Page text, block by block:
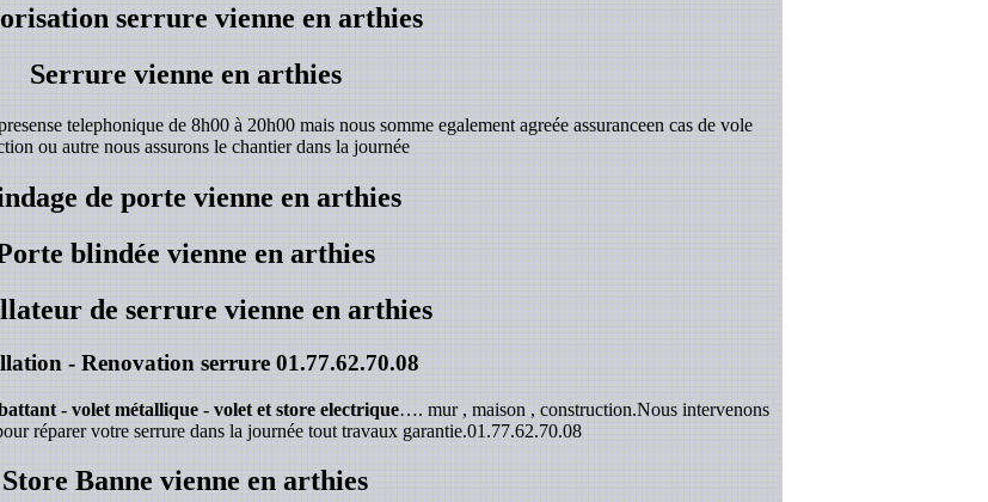
serrure vienne en arthies
Serrure vienne en arthies
telephonique de 8h00 à 20h00 mais nous somme egalement agreée assuranceen cas de vole
ou autre nous assurons le chantier dans la journée
de porte vienne en arthies
blindée vienne en arthies
de serrure vienne en arthies
- Renovation serrure01.77.62.70.08
- volet métallique - volet et store electrique…. mur , maison , construction.Nous intervenons
réparer votre serrure dans la journée tout travaux garantie.01.77.62.70.08
Store Banne vienne en arthies